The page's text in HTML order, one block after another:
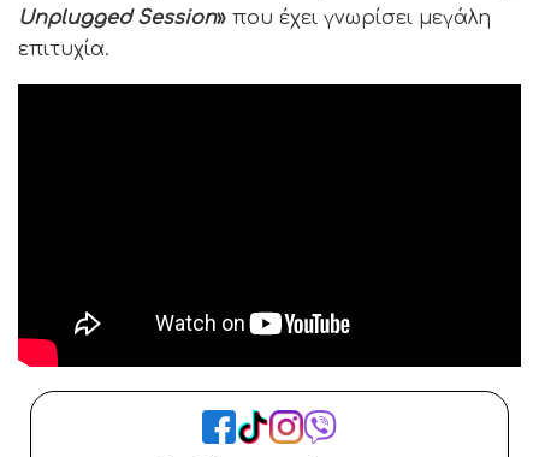
Unplugged Session» που έχει γνωρίσει μεγάλη
επιτυχία.